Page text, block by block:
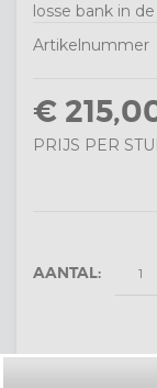
losse bank in
Artikelnummer
€
PRIJS PER
AANTAL: